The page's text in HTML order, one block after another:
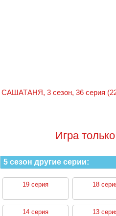
САШАТАНЯ, 3 сезон, 36 серия
Игра
5 сезон другие серии:
19 серия 18
14 серия 13